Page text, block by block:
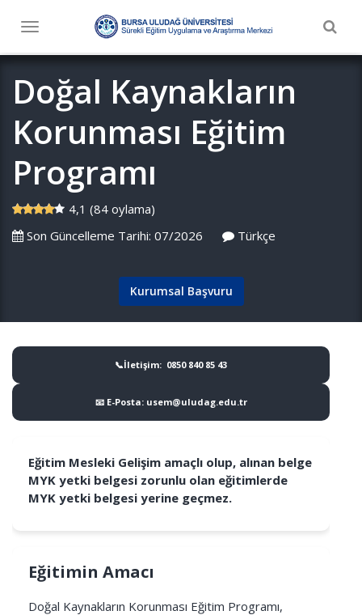
Toggle
Doğal Kaynakların
Korunması Eğitim
Programı
4,1 (84 oylama)
Son Güncelleme Tarihi: 07/2026
Türkçe
Kurumsal Başvuru
📞İletişim: 0850 840 85 43
📧 E-Posta: usem@uludag.edu.tr
Eğitim Mesleki Gelişim amaçlı olup, alınan belge
MYK yetki belgesi zorunlu olan eğitimlerde
MYK yetki belgesi yerine geçmez.
Eğitimin Amacı
Doğal Kaynakların Korunması Eğitim Programı,